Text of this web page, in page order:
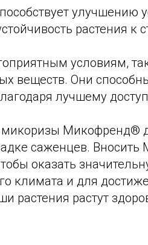
улучшению
растения к
условиям,
веществ. Они
лучшему
Микофренд®
саженцев.
оказать
климата и для
растения растут